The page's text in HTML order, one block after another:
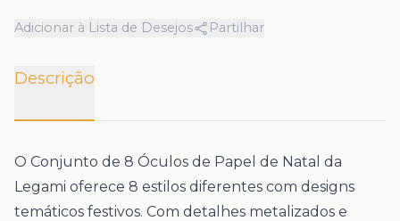
Descrição
O Conjunto de 8 Óculos de Papel de Natal da
Legami oferece 8 estilos diferentes com designs
temáticos festivos. Com detalhes metalizados e
Adicionar à Lista de Desejos Partilhar